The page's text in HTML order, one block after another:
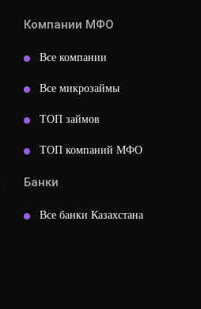
Компании МФО
Все компании
Все микрозаймы
ТОП займов
ТОП компаний МФО
Банки
Все банки Казахстана